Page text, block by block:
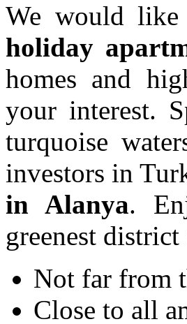
We would
holiday
homes and
your interest.
turquoise
investors in
in Alanya.
greenest
Not far from
Close to all